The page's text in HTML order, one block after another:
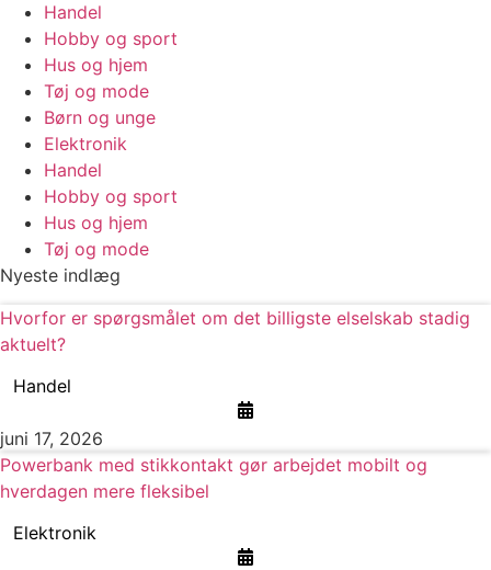
Handel
Hobby og sport
Hus og hjem
Tøj og mode
Børn og unge
Elektronik
Handel
Hobby og sport
Hus og hjem
Tøj og mode
Nyeste indlæg
Hvorfor er spørgsmålet om det billigste elselskab stadig
aktuelt?
Handel
juni 17, 2026
Powerbank med stikkontakt gør arbejdet mobilt og
hverdagen mere fleksibel
Elektronik